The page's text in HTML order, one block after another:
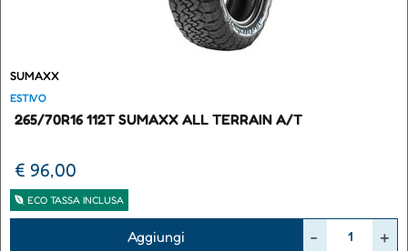
SUMAXX
ESTIVO
265/70R16 112T SUMAXX ALL TERRAIN A/T
€ 96,00
ECO TASSA INCLUSA
Aggiungi